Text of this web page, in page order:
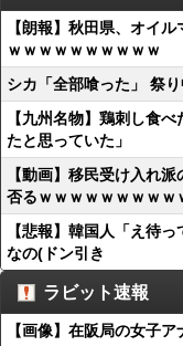
【朗報】秋田県、オイ
ｗｗｗｗｗｗｗｗｗｗ
シカ「全部喰った」 祭
【九州名物】鶏刺し食
たと思っていた」
【動画】移民受け入れ
否るｗｗｗｗｗｗｗｗｗ
【悲報】韓国人「え待
なの(ドン引き
ラビット速報
【画像】在阪局の女子